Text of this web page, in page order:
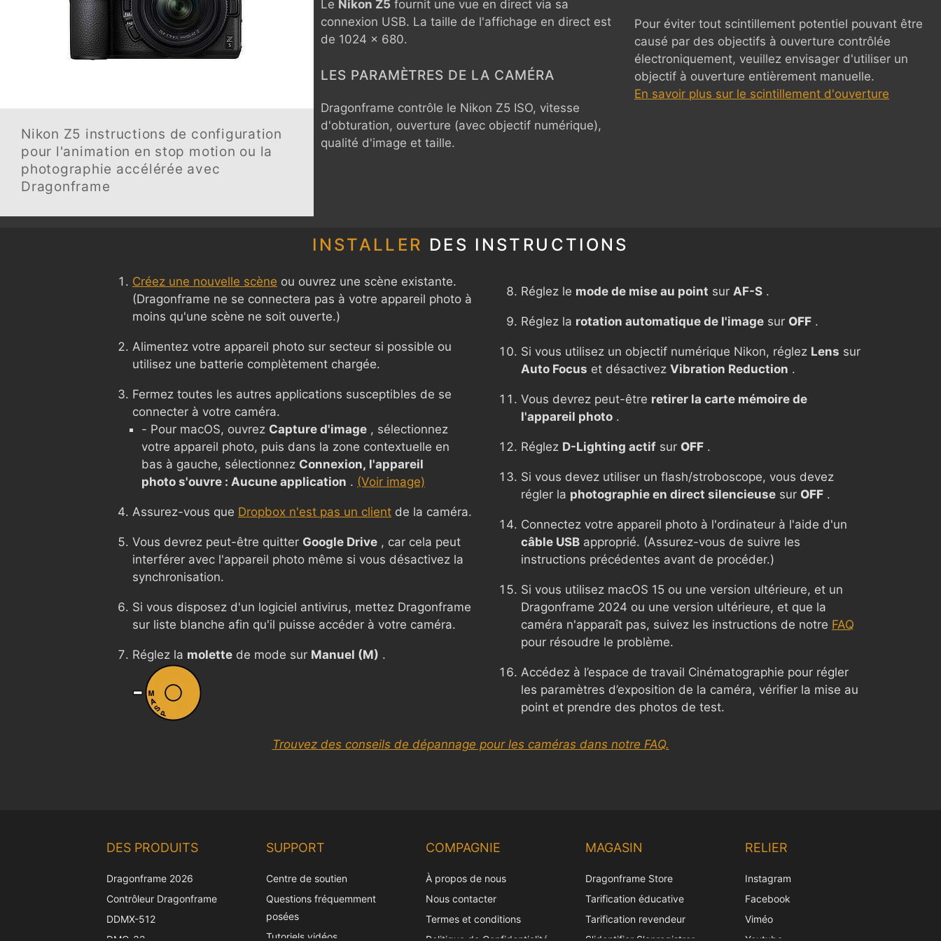
Nikon Z5 instructions de configuration
pour l'animation en stop motion ou la
photographie accélérée avec
Dragonframe
Le Nikon Z5 fournit une vue en direct via sa
connexion USB. La taille de l'affichage en direct est
de 1024 x 680.
LES PARAMÈTRES DE LA CAMÉRA
Dragonframe contrôle le Nikon Z5 ISO, vitesse
d'obturation, ouverture (avec objectif numérique),
qualité d'image et taille.
Pour éviter tout scintillement potentiel pouvant être
causé par des objectifs à ouverture contrôlée
électroniquement, veuillez envisager d'utiliser un
objectif à ouverture entièrement manuelle.
En savoir plus sur le scintillement d'ouverture
INSTALLER DES INSTRUCTIONS
Créez une nouvelle scène ou ouvrez une scène existante.
(Dragonframe ne se connectera pas à votre appareil photo à
moins qu'une scène ne soit ouverte.)
Alimentez votre appareil photo sur secteur si possible ou
utilisez une batterie complètement chargée.
Fermez toutes les autres applications susceptibles de se
connecter à votre caméra.
- Pour macOS, ouvrez Capture d'image , sélectionnez
votre appareil photo, puis dans la zone contextuelle en
bas à gauche, sélectionnez Connexion, l'appareil
photo s'ouvre : Aucune application . (Voir image)
Assurez-vous que Dropbox n'est pas un client de la caméra.
Vous devrez peut-être quitter Google Drive , car cela peut
interférer avec l'appareil photo même si vous désactivez la
synchronisation.
Si vous disposez d'un logiciel antivirus, mettez Dragonframe
sur liste blanche afin qu'il puisse accéder à votre caméra.
Réglez la molette de mode sur Manuel (M) .
Réglez le mode de mise au point sur AF-S .
Réglez la rotation automatique de l'image sur OFF .
Si vous utilisez un objectif numérique Nikon, réglez Lens sur
Auto Focus et désactivez Vibration Reduction .
Vous devrez peut-être retirer la carte mémoire de
l'appareil photo .
Réglez D-Lighting actif sur OFF .
Si vous devez utiliser un flash/stroboscope, vous devez
régler la photographie en direct silencieuse sur OFF .
Connectez votre appareil photo à l'ordinateur à l'aide d'un
câble USB approprié. (Assurez-vous de suivre les
instructions précédentes avant de procéder.)
Si vous utilisez macOS 15 ou une version ultérieure, et un
Dragonframe 2024 ou une version ultérieure, et que la
caméra n'apparaît pas, suivez les instructions de notre FAQ
pour résoudre le problème.
Accédez à l’espace de travail Cinématographie pour régler
les paramètres d’exposition de la caméra, vérifier la mise au
point et prendre des photos de test.
Trouvez des conseils de dépannage pour les caméras dans notre FAQ.
DES PRODUITS
Dragonframe 2026
Contrôleur Dragonframe
DDMX-512
SUPPORT
Centre de soutien
Questions fréquemment
posées
Tutoriels vidéos
COMPAGNIE
À propos de nous
Nous contacter
Termes et conditions
MAGASIN
Dragonframe Store
Tarification éducative
Tarification revendeur
RELIER
Instagram
Facebook
Viméo
Korean